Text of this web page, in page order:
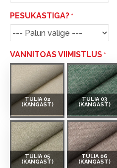
PESUKASTIGA?
VANNITOAS VIIMISTLUS
TULIA 02
(KANGAST)
TULIA 03
(KANGAST)
TULIA 05
(KANGAST)
TULIA 06
(KANGAST)